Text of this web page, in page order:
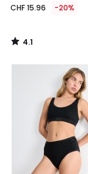
CHF 15.96 -20%
4.1
/